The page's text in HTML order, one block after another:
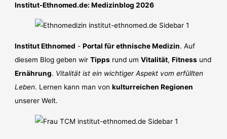
Institut-Ethnomed.de: Medizinblog 2026
Institut Ethnomed -Portal für ethnische Medizin. Auf
diesem Blog geben wirTipps rund umVitalität,Fitness und
Ernährung. Vitalität ist ein wichtiger Aspekt vom erfüllten
Leben. Lernen kann man vonkulturreichen Regionen
unserer Welt.